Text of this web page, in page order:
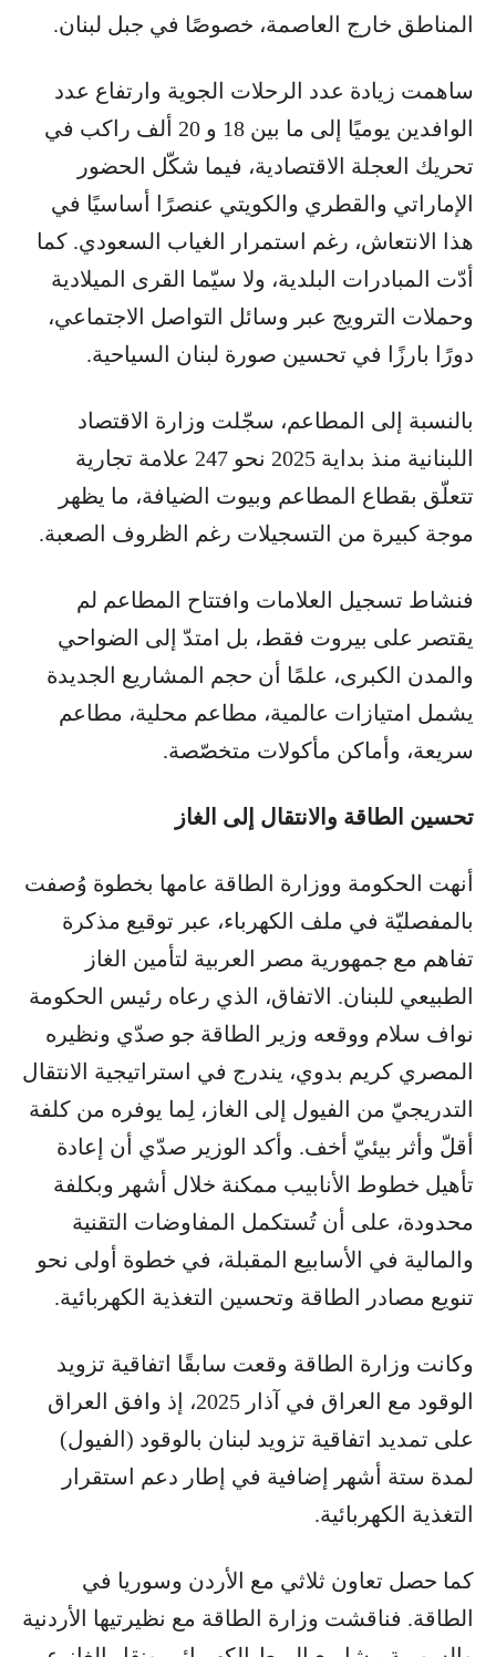
المناطق خارج العاصمة، خصوصًا في جبل لبنان.
ساهمت زيادة عدد الرحلات الجوية وارتفاع عدد
الوافدين يوميًا إلى ما بين 18 و 20 ألف راكب في
تحريك العجلة الاقتصادية، فيما شكّل الحضور
الإماراتي والقطري والكويتي عنصرًا أساسيًا في
هذا الانتعاش، رغم استمرار الغياب السعودي. كما
أدّت المبادرات البلدية، ولا سيّما القرى الميلادية
وحملات الترويج عبر وسائل التواصل الاجتماعي،
دورًا بارزًا في تحسين صورة لبنان السياحية.
بالنسبة إلى المطاعم، سجّلت وزارة الاقتصاد
اللبنانية منذ بداية 2025 نحو 247 علامة تجارية
تتعلّق بقطاع المطاعم وبيوت الضيافة، ما يظهر
موجة كبيرة من التسجيلات رغم الظروف الصعبة.
فنشاط تسجيل العلامات وافتتاح المطاعم لم
يقتصر على بيروت فقط، بل امتدّ إلى الضواحي
والمدن الكبرى، علمًا أن حجم المشاريع الجديدة
يشمل امتيازات عالمية، مطاعم محلية، مطاعم
سريعة، وأماكن مأكولات متخصّصة.
تحسين الطاقة والانتقال إلى الغاز
أنهت الحكومة ووزارة الطاقة عامها بخطوة وُصفت
بالمفصليّة في ملف الكهرباء، عبر توقيع مذكرة
تفاهم مع جمهورية مصر العربية لتأمين الغاز
الطبيعي للبنان. الاتفاق، الذي رعاه رئيس الحكومة
نواف سلام ووقعه وزير الطاقة جو صدّي ونظيره
المصري كريم بدوي، يندرج في استراتيجية الانتقال
التدريجيّ من الفيول إلى الغاز، لِما يوفره من كلفة
أقلّ وأثر بيئيّ أخف. وأكد الوزير صدّي أن إعادة
تأهيل خطوط الأنابيب ممكنة خلال أشهر وبكلفة
محدودة، على أن تُستكمل المفاوضات التقنية
والمالية في الأسابيع المقبلة، في خطوة أولى نحو
تنويع مصادر الطاقة وتحسين التغذية الكهربائية.
وكانت وزارة الطاقة وقعت سابقًا اتفاقية تزويد
الوقود مع العراق في آذار 2025، إذ وافق العراق
على تمديد اتفاقية تزويد لبنان بالوقود (الفيول)
لمدة ستة أشهر إضافية في إطار دعم استقرار
التغذية الكهربائية.
كما حصل تعاون ثلاثي مع الأردن وسوريا في
الطاقة. فناقشت وزارة الطاقة مع نظيرتيها الأردنية